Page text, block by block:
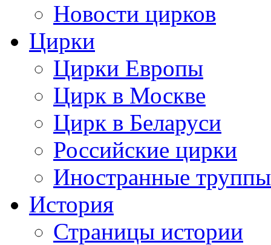
Новости цирков
Цирки
Цирки Европы
Цирк в Москве
Цирк в Беларуси
Российские цирки
Иностранные труппы
История
Страницы истории